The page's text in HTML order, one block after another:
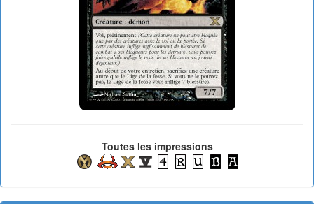
Toutes les impressions